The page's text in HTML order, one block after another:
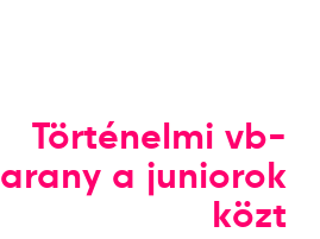
Történelmi vb-
arany a juniorok
közt